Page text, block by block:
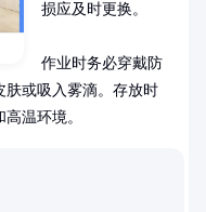
损应及时更换。
作业时务必穿戴防
肤或吸入雾滴。存放时
温环境。